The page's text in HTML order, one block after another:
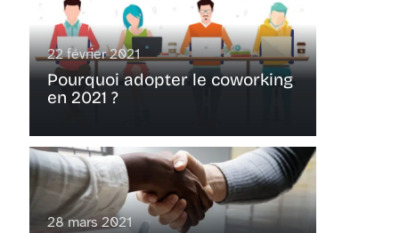
22 février 2021
Pourquoi adopter le coworking
en 2021 ?
28 mars 2021